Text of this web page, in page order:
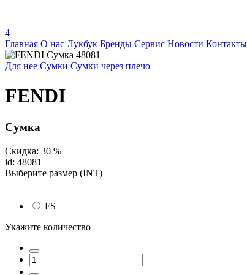
4
Главная О нас Лукбук Бренды Сервис Новости Контакты
Для нее Сумки Сумки через плечо
FENDI
Сумка
Скидка: 30 %
id: 48081
Выберите размер (INT)
FS
Укажите количество